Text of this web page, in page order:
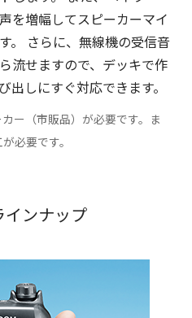
を増幅してスピーカーマイ
。 さらに、無線機の受信音
流せますので、デッキで作
出しにすぐ対応できます。
ー（市販品）が必要です。ま
必要です。
インナップ